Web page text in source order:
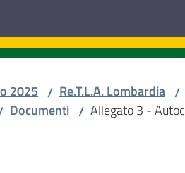
2025 / Re.T.L.A. Lombardia /
Documenti / Allegato 3 -